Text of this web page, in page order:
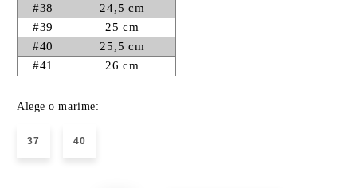
#38
24,5 cm
#39
25 cm
#40
25,5 cm
#41
26 cm
Alege o marime:
37 40